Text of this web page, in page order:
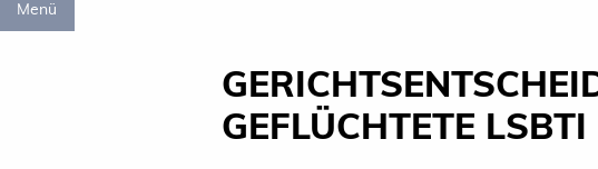
Menü
GEFLÜCHTETE LSBTI